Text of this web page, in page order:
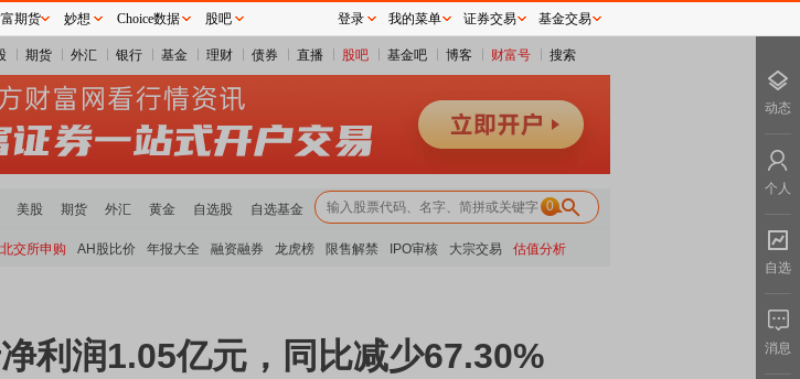
期货 外汇 银行 基金 理财 债券 直播 股吧 基金吧 博客 财富号 搜索
美股 期货 外汇 黄金 自选股 自选基金 0
北交所申购 AH股比价 年报大全 融资融券 龙虎榜 限售解禁 IPO审核 大宗交易 估值分析
利润1.05亿元，同比减少67.30%
期货 妙想 Choice数据 股吧 登录 我的菜单 证券交易 基金交易
动态
个人
自选
消息